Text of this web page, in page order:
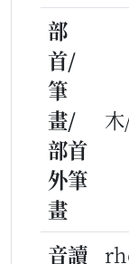
部
首/
筆
畫/
部首
外筆
畫
音讀